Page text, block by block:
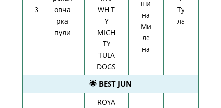
3
овча
рка
пули
WHIT
Y
MIGH
TY
TULA
DOGS
ши
на
Ми
ле
на
Ту
ла
🌟 BEST JUN
ROYA